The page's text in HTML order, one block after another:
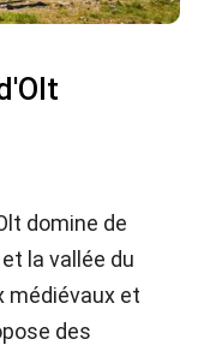
domine de
la vallée du
médiévaux et
des